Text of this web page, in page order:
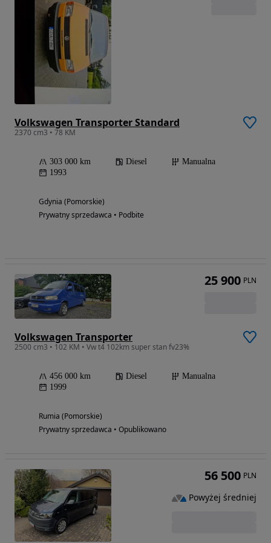
Volkswagen Transporter Standard
2370 cm3 • 78 KM
303 000 km Diesel
Manualna
1993
Gdynia (Pomorskie)
Prywatny sprzedawca • Podbite
Volkswagen Transporter
2500 cm3 • 102 KM • Vw t4 102km super stan fv23%
456 000 km Diesel
Manualna
1999
Rumia (Pomorskie)
Prywatny sprzedawca • Opublikowano
25 900 PLN
56 500 PLN
Powyżej średniej